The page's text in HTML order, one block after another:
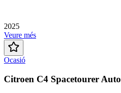
2025
Veure més
Ocasió
Citroen C4 Spacetourer Auto